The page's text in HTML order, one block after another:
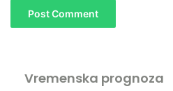
Vremenska prognoza